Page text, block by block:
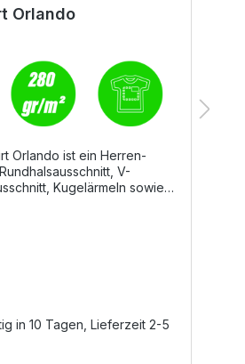
Orlando
Orlando ist ein Herren-
V-
Kugelärmeln sowie
Königsblau, Rauchgrau,
in 10 Tagen, Lieferzeit 2-5